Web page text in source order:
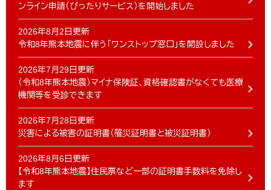
ンライン申請（ぴったりサービス）を開始しました
2026年8月2日更新
令和8年熊本地震に伴う「ワンストップ窓口」を開設しました
2026年7月29日更新
（令和8年熊本地震）マイナ保険証、資格確認書がなくても医療
機関等を受診できます
2026年7月28日更新
災害による被害の証明書（罹災証明書と被災証明書）
2026年8月6日更新
【令和8年熊本地震】住民票など一部の証明書手数料を免除し
ます